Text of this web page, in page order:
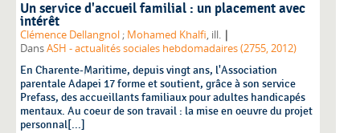
Un service d'accueil familial : un placement avec
intérêt
Clémence Dellangnol ; Mohamed Khalfi, ill. |
DansASH - actualités sociales hebdomadaires (2755, 2012)
En Charente-Maritime, depuis vingt ans, l'Association
parentale Adapei 17 forme et soutient, grâce à son service
Prefass, des accueillants familiaux pour adultes handicapés
mentaux. Au coeur de son travail : la mise en oeuvre du projet
personnal[...]